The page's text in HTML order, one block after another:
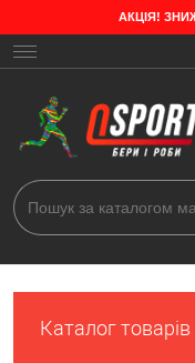
АКЦІЯ!
Каталог товарів